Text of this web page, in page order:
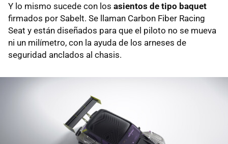
Y lo mismo sucede con los asientos de tipo baquet
firmados por Sabelt. Se llaman Carbon Fiber Racing
Seat y están diseñados para que el piloto no se mueva
ni un milímetro, con la ayuda de los arneses de
seguridad anclados al chasis.